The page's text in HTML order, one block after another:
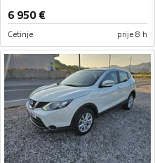
6 950€
Cetinje prije 8 h